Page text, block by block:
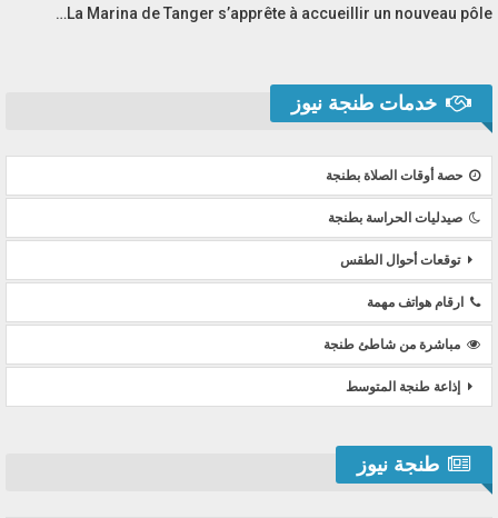
La Marina de Tanger s’apprête à accueillir un nouveau pôle…
خدمات طنجة نيوز
حصة أوقات الصلاة بطنجة
صيدليات الحراسة بطنجة
توقعات أحوال الطقس
ارقام هواتف مهمة
مباشرة من شاطئ طنجة
إذاعة طنجة المتوسط
طنجة نيوز